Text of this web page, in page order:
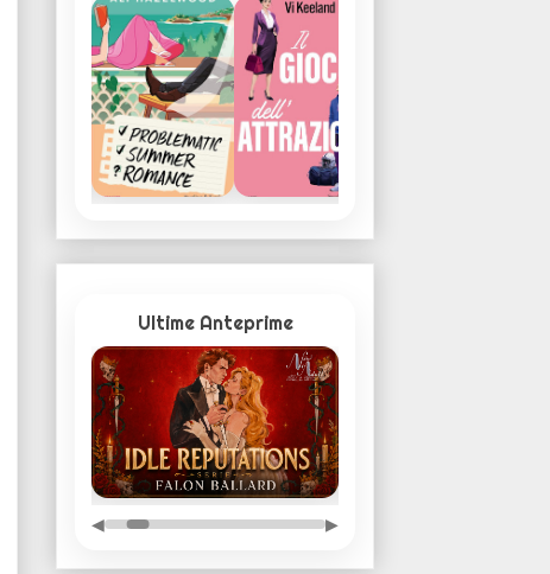
Ultime Anteprime
◀ ▶